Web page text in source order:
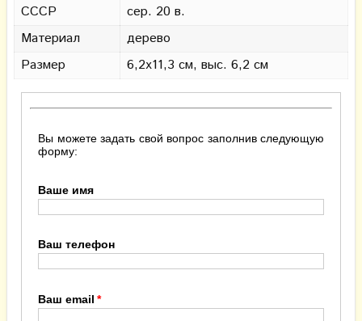
СССР
сер. 20 в.
Материал
дерево
Размер
6,2х11,3 см, выс. 6,2 см
Вы можете задать свой вопрос заполнив следующую
форму:
Ваше имя
Ваш телефон
Ваш email